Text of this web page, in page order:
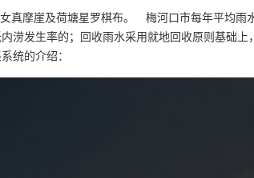
真摩崖及荷塘星罗棋布。 梅河口市每年平均雨
涝发生率的；回收雨水采用就地回收原则基础上
统的介绍：